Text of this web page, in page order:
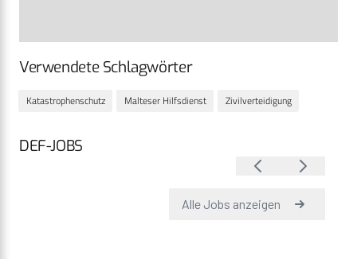
Verwendete Schlagwörter
Katastrophenschutz Malteser Hilfsdienst Zivilverteidigung
DEF-JOBS